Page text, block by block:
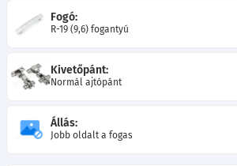
Fogó:
R-19 (9,6) fogantyú
Kivetőpánt:
Normál ajtópánt
Állás:
Jobb oldalt a fogas